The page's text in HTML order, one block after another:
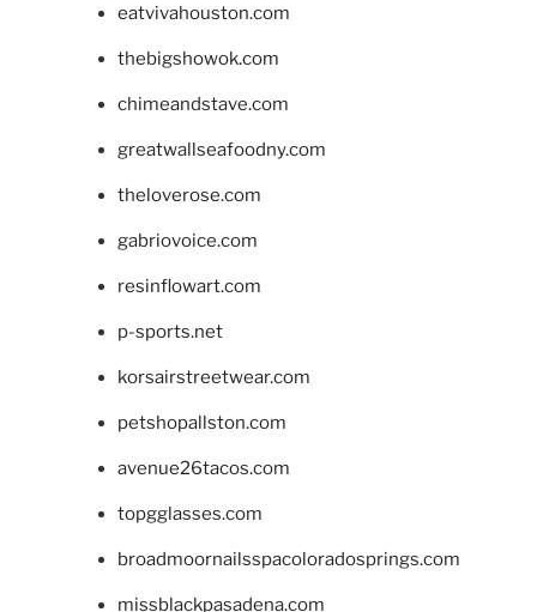
eatvivahouston.com
thebigshowok.com
chimeandstave.com
greatwallseafoodny.com
theloverose.com
gabriovoice.com
resinflowart.com
p-sports.net
korsairstreetwear.com
petshopallston.com
avenue26tacos.com
topgglasses.com
broadmoornailsspacoloradosprings.com
missblackpasadena.com